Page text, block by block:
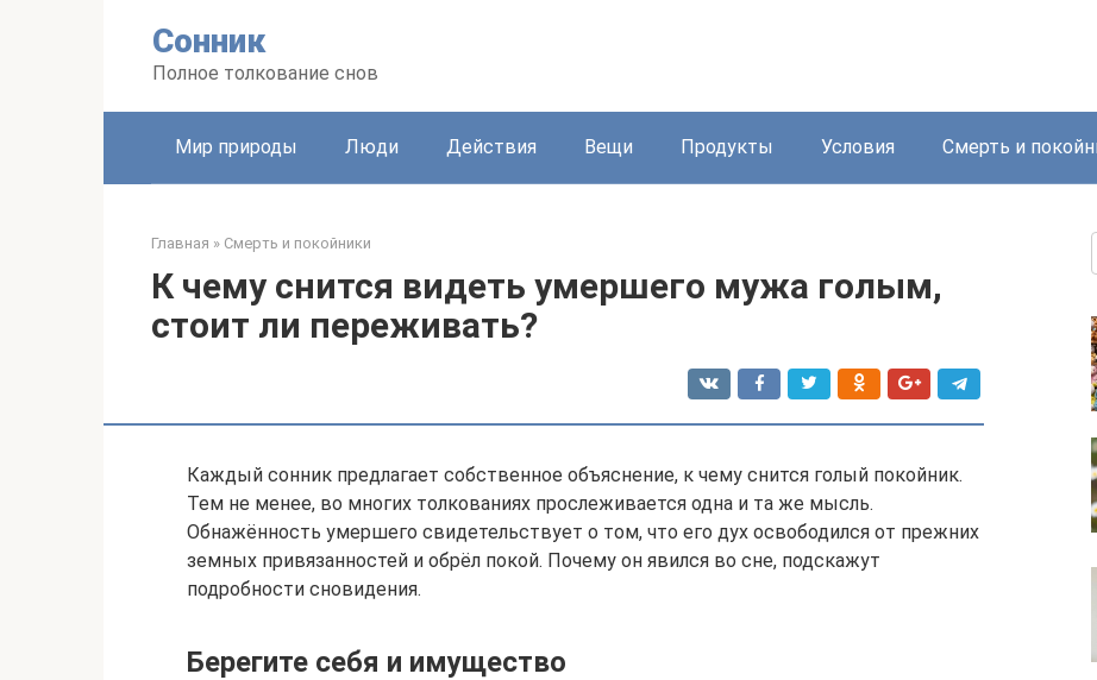
Сонник
Полное толкование снов
Мир природы Люди Действия Вещи Продукты Условия Смерть и
Главная » Смерть и покойники
К чему снится видеть умершего мужа голым,
стоит ли переживать?
Каждый сонник предлагает собственное объяснение, к чему снится голый покойник.
Тем не менее, во многих толкованиях прослеживается одна и та же мысль.
Обнажённость умершего свидетельствует о том, что его дух освободился от прежних
земных привязанностей и обрёл покой. Почему он явился во сне, подскажут
подробности сновидения.
Берегите себя и имущество